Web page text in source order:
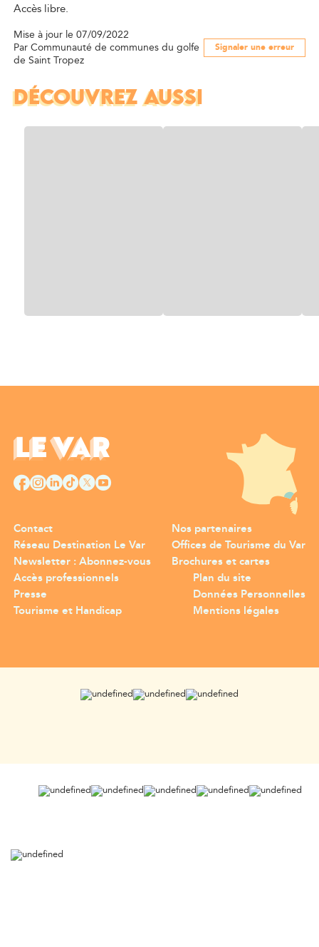
Accès libre.
Mise à jour le 07/09/2022
Par Communauté de communes du golfe
de Saint Tropez
Signaler une erreur
DÉCOUVREZ AUSSI
Contact
Réseau Destination Le Var
Newsletter : Abonnez-vous
Nos partenaires
Offices de Tourisme du Var
Brochures et cartes
Accès professionnels
Presse
Tourisme et Handicap
Plan du site
Données Personnelles
Mentions légales